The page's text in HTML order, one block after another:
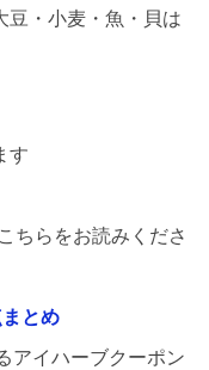
豆・小麦・魚・貝は
す
ちらをお読みくださ
とめ
アイハーブクーポン